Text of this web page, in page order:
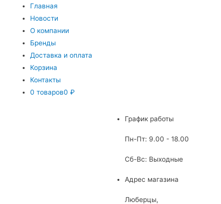
Главная
Новости
О компании
Бренды
Доставка и оплата
Корзина
Контакты
0 товаров0 ₽
График работы
Пн-Пт: 9.00 - 18.00
Сб-Вс: Выходные
Адрес магазина
Люберцы,